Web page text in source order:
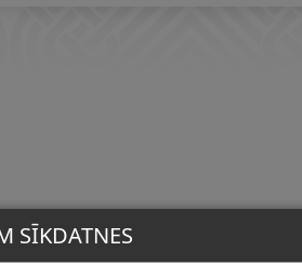
SĪKDATNES